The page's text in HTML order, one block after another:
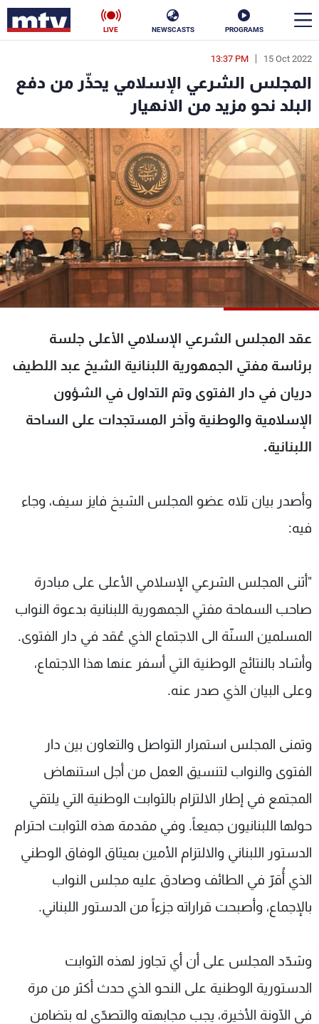
PROGRAMS
NEWSCASTS
LIVE
15 Oct 2022
13:37 PM
المجلس الشرعي الإسلامي يحذّر من دفع
البلد نحو مزيد من الانهيار
عقد المجلس الشرعي الإسلامي الأعلى جلسة
برئاسة مفتي الجمهورية اللبنانية الشيخ عبد اللطيف
دريان في دار الفتوى وتم التداول في الشؤون
الإسلامية والوطنية وآخر المستجدات على الساحة
اللبنانية.
وأصدر بيان تلاه عضو المجلس الشيخ فايز سيف، وجاء
فيه:
"أثنى المجلس الشرعي الإسلامي الأعلى على مبادرة
صاحب السماحة مفتي الجمهورية اللبنانية بدعوة النواب
المسلمين السنّة الى الاجتماع الذي عُقد في دار الفتوى.
وأشاد بالنتائج الوطنية التي أسفر عنها هذا الاجتماع،
وعلى البيان الذي صدر عنه.
وتمنى المجلس استمرار التواصل والتعاون بين دار
الفتوى والنواب لتنسيق العمل من أجل استنهاض
المجتمع في إطار الالتزام بالثوابت الوطنية التي يلتقي
حولها اللبنانيون جميعاً. وفي مقدمة هذه الثوابت احترام
الدستور اللبناني والالتزام الأمين بميثاق الوفاق الوطني
الذي أُقرّ في الطائف وصادق عليه مجلس النواب
بالإجماع، وأصبحت قراراته جزءاً من الدستور اللبناني.
وشدّد المجلس على أن أي تجاوز لهذه الثوابت
الدستورية الوطنية على النحو الذي حدث أكثر من مرة
في الآونة الأخيرة، يجب مجابهته والتصدّي له بتضامن
en
الأخبار
سياسة ناس
إقتصاد فن
منوعات رياضة
كأس العالم
البرامج
شاهد البرامج
عن MTV
الإنـتـاج
لاعلاناتكم
وظائف
تواصل معنا
شروط الإسـتخدام